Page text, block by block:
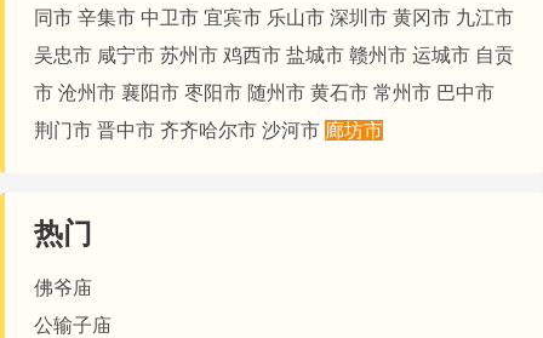
同市 辛集市 中卫市 宜宾市 乐山市 深圳市 黄冈市 九江市
吴忠市 咸宁市 苏州市 鸡西市 盐城市 赣州市 运城市 自贡
市 沧州市 襄阳市 枣阳市 随州市 黄石市 常州市 巴中市
荆门市 晋中市 齐齐哈尔市 沙河市 廊坊市
热门
佛爷庙
公输子庙